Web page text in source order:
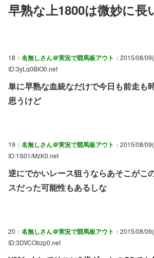
早熟な上1800は微妙に長
18： 名無しさん＠実況で競馬板アウト ：2015/08/
ID:3yLq0BIO0.net
単に早熟な血統なだけで今日も前走も
思うけど
19： 名無しさん＠実況で競馬板アウト ：2015/08/
ID:1S01/MzK0.net
逆にでかいレース狙うならあそこがこ
スだった可能性もあるしな
20： 名無しさん＠実況で競馬板アウト ：2015/08/
ID:3DVCObzp0.net